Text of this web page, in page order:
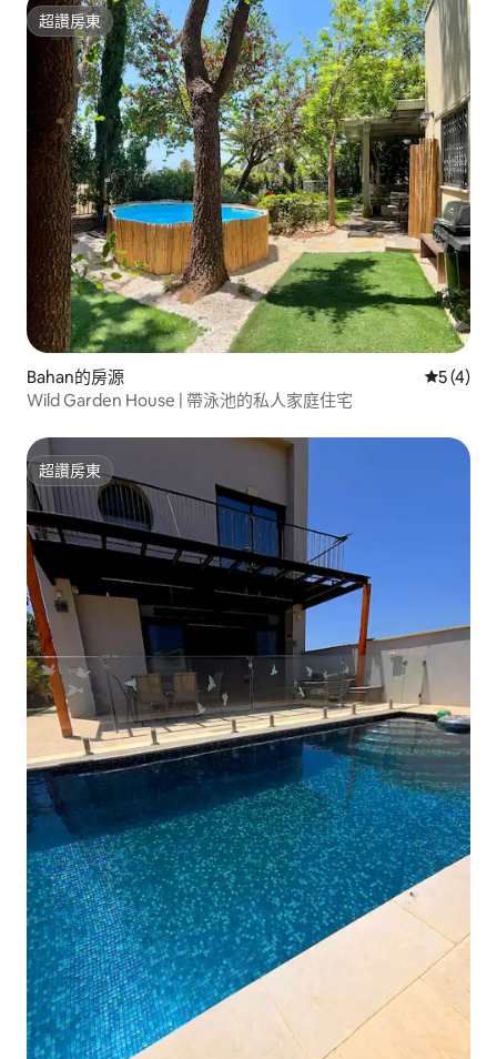
超讚房東
超讚房東
Bahan的房源 從 4 則評
5 (4)
Wild Garden House | 帶泳池的私人家庭住宅
超讚房東
超讚房東